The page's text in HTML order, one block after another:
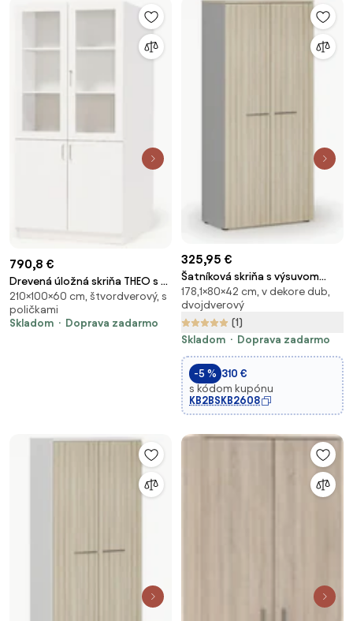
790,8 €
Drevená úložná skriňa THEO s 2
presklenými dverami,
1000x600x2100 mm, biela
210×100×60 cm, štvordverový, s
poličkami
Skladom
Doprava zadarmo
325,95 €
Šatníková skriňa s výsuvom
PRIMO GRAY, 800 x 420 x 1781
mm, sivá/dub prírodný
178,1×80×42 cm, v dekore dub,
dvojdverový
(1)
Skladom
Doprava zadarmo
-5 % 310 €
s kódom kupónu
KB2BSKB2608